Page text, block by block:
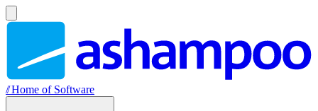
//Home of Software